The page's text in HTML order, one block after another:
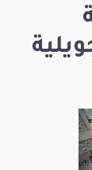
ليوم الاربعاء31 جويلية